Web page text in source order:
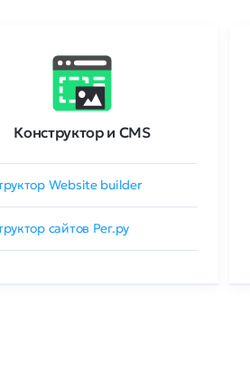
Конструктор и CMS
Website builder
сайтов Рег.ру